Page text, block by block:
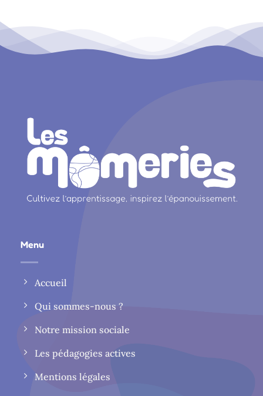
Menu
Accueil
Qui sommes-nous ?
Notre mission sociale
Les pédagogies actives
Mentions légales